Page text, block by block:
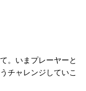
。いまプレーヤーと
チャレンジしていこ